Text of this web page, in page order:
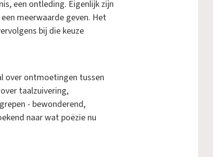
een ontleding. Eigenlijk zijn
meerwaarde geven. Het
bij die keuze
over ontmoetingen tussen
taalzuivering,
- bewonderend,
naar wat poëzie nu